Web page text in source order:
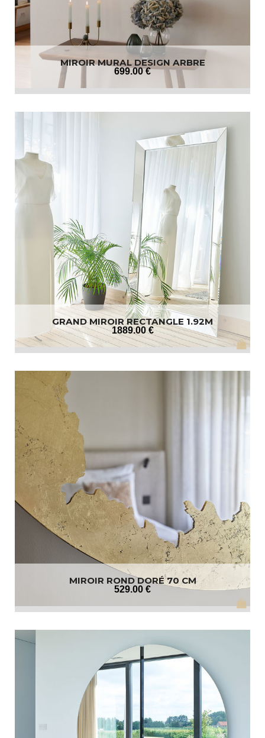
MIROIR MURAL DESIGN ARBRE
699.00 €
GRAND MIROIR RECTANGLE 1.92M
1889.00 €
MIROIR ROND DORÉ 70 CM
529.00 €